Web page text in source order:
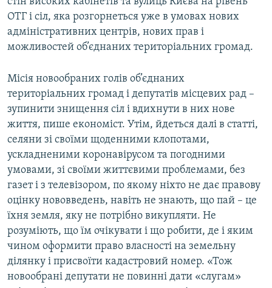
ОТГ і сіл, яка розгорнеться уже в умовах нових
адміністративних центрів, нових прав і
можливостей об’єднаних територіальних громад.
Місія новообраних голів об’єднаних
територіальних громад і депутатів місцевих рад –
зупинити знищення сіл і вдихнути в них нове
життя, пише економіст. Утім, йдеться далі в статті,
селяни зі своїми щоденними клопотами,
ускладненими коронавірусом та погодними
умовами, зі своїми життєвими проблемами, без
газет і з телевізором, по якому ніхто не дає правову
оцінку нововведень, навіть не знають, що пай – це
їхня земля, яку не потрібно викупляти. Не
розуміють, що їм очікувати і що робити, де і яким
чином оформити право власності на земельну
ділянку і присвоїти кадастровий номер. «Тож
новообрані депутати не повинні дати «слугам»